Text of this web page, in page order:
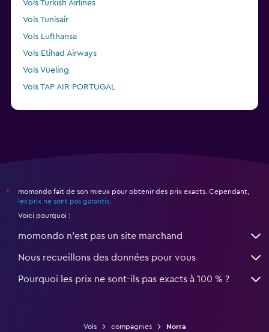
Vols Turkish Airlines
Vols Tunisair
Vols Lufthansa
Vols Etihad Airways
Vols Vueling
Vols TAP AIR PORTUGAL
*
momondo fait de son mieux pour obtenir des prix exacts. Cependant,
les prix ne sont pas garantis
Voici pourquoi :
momondo n'est pas un site marchand
Nous recueillons des données pour vous
Pourquoi les prix ne sont-ils pas exacts à 100 % ?
Vols compagnies Norra